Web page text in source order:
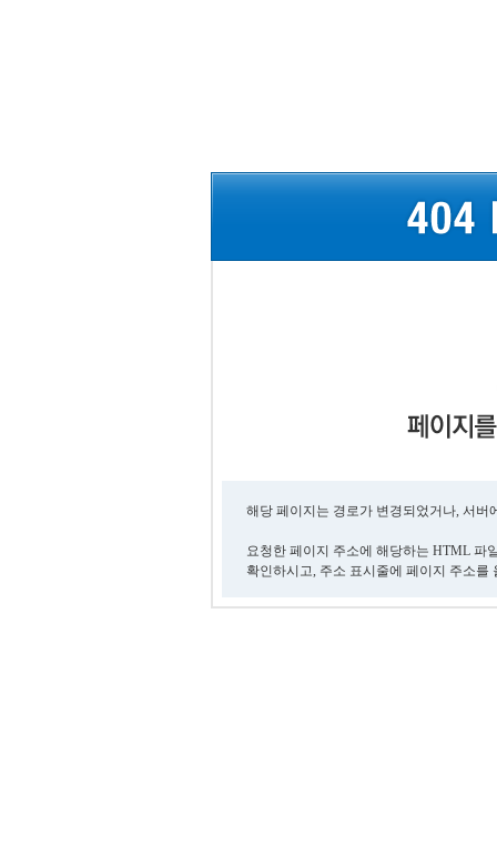
해당 페이지는 경로가 변경되었거나, 서
요청한 페이지 주소에 해당하는 HTML 파
확인하시고, 주소 표시줄에 페이지 주소